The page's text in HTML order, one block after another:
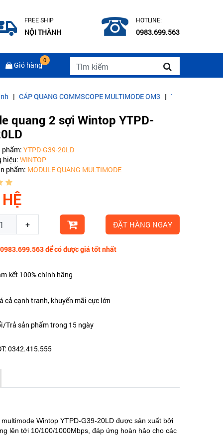
FREE SHIP
NỘI THÀNH
HOTLINE:
0983.699.563
Giỏ hàng
0
COMMSCOPE MULTIMODE OM3|Thi công mạng Lan, điện nhẹ
quang 2 sợi Wintop YTPD-
phẩm: YTPD-G39-20LD
hiệu: WINTOP
phẩm: MODULE QUANG MULTIMODE
+ ĐẶT HÀNG NGAY
để có được giá tốt nhất
kết 100% chính hãng
cả cạnh tranh, khuyến mãi cực lớn
Trả sản phẩm trong 15 ngày
0342.415.555
Wintop YTPD-G39-20LD được sản xuất bởi
lên tới 10/100/1000Mbps, đáp ứng hoàn hảo cho các